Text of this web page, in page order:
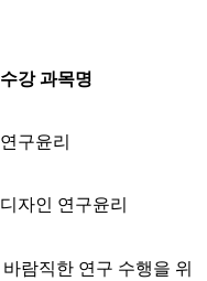
수강 과목명
연구윤리
디자인 연구윤리
바람직한 연구 수행을 위